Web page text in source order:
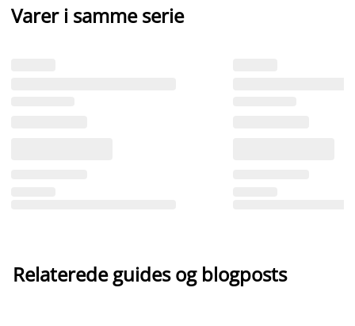
Varer i samme serie
Relaterede guides og blogposts